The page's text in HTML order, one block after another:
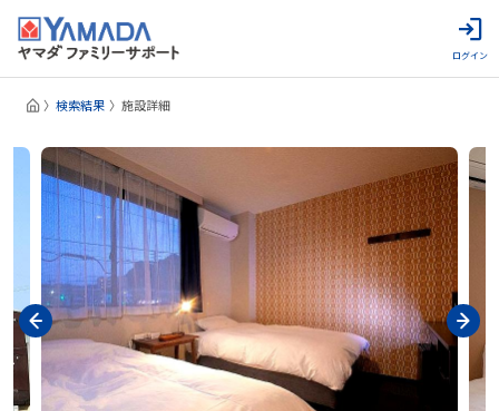
ログイン
検索結果 施設詳細